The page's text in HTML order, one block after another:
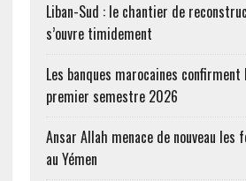
Liban-Sud : le chantier de
s’ouvre timidement
Les banques marocaines
premier semestre 2026
Ansar Allah menace de nouveau les
au Yémen